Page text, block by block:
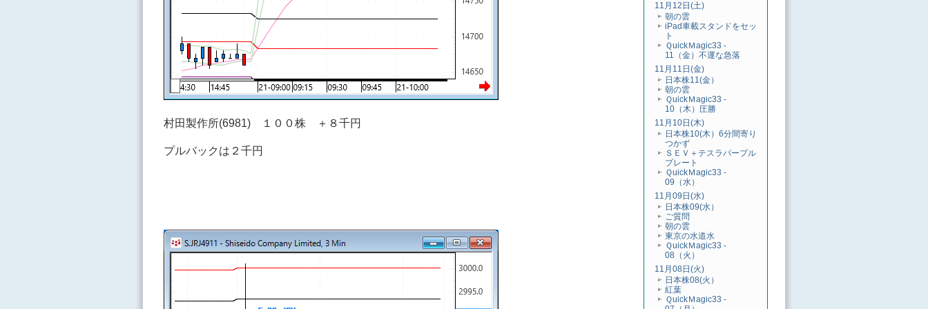
村田製作所(6981) １００株 ＋８千円
プルバックは２千円
11月12日(土)
朝の雲
iPad車載スタンドをセッ
ト
ＱuickＭagic33 -
11（金）不運な急落
11月11日(金)
日本株11(金）
朝の雲
ＱuickＭagic33 -
10（木）圧勝
11月10日(木)
日本株10(木）6分間寄り
つかず
ＳＥＶ＋テスラパープル
プレート
ＱuickＭagic33 -
09（水）
11月09日(水)
日本株09(水）
ご質問
朝の雲
東京の水道水
ＱuickＭagic33 -
08（火）
11月08日(火)
日本株08(火）
紅葉
ＱuickＭagic33 -